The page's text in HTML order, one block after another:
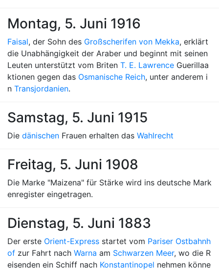
Montag, 5. Juni 1916
Faisal, der Sohn des Großscherifen von Mekka, erklärt
die Unabhängigkeit der Araber und beginnt mit seinen
Leuten unterstützt vom Briten T. E. Lawrence Guerillaa
ktionen gegen das Osmanische Reich, unter anderem i
n Transjordanien.
Samstag, 5. Juni 1915
Die dänischen Frauen erhalten das Wahlrecht
Freitag, 5. Juni 1908
Die Marke "Maizena" für Stärke wird ins deutsche Mark
enregister eingetragen.
Dienstag, 5. Juni 1883
Der erste Orient-Express startet vom Pariser Ostbahnh
of zur Fahrt nach Warna am Schwarzen Meer, wo die R
eisenden ein Schiff nach Konstantinopel nehmen könne